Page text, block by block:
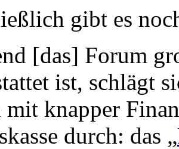
gibt es
[das] Forum
ist, schlägt
mit knapper
durch: das „